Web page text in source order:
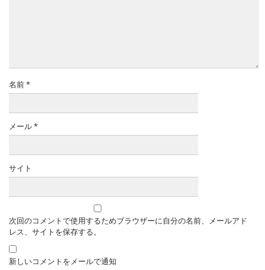
名前*
メール*
サイト
次回のコメントで使用するためブラウザーに自分の名前、メールアド
レス、サイトを保存する。
新しいコメントをメールで通知